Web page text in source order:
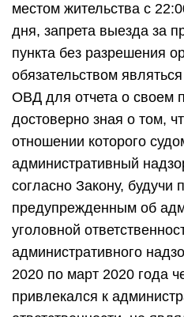
местом жительства с
дня, запрета выезда за
пункта без разрешения
обязательством
ОВД для отчета о своем
достоверно зная о том,
отношении которого
административный
согласно Закону, будучи
предупрежденным об
уголовной
административного
2020 по март 2020 года
привлекался к